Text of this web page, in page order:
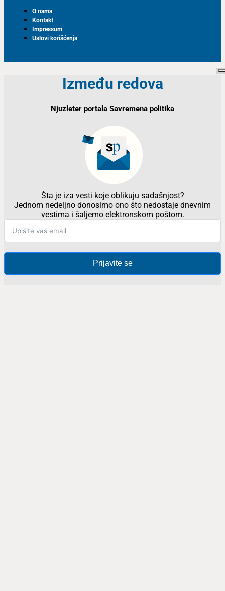
O nama
Kontakt
Impressum
Uslovi korišćenja
Između redova
Njuzleter portala Savremena politika
Šta je iza vesti koje oblikuju sadašnjost?
Jednom nedeljno donosimo ono što nedostaje dnevnim
vestima i šaljemo elektronskom poštom.
Prijavite se